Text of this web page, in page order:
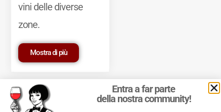
vini delle diverse
zone.
Mostra di più
Entra a far parte
della nostra community!